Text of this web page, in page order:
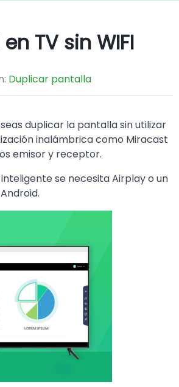
TV sin WIFI
Duplicar pantalla
duplicar la pantalla sin utilizar
inalámbrica como Miracast
emisor y receptor.
se necesita Airplay o un